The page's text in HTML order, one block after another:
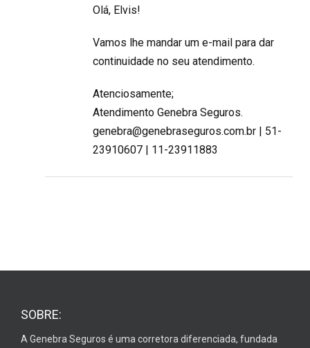
Olá, Elvis!
Vamos lhe mandar um e-mail para dar
continuidade no seu atendimento.
Atenciosamente;
Atendimento Genebra Seguros.
genebra@genebraseguros.com.br | 51-
23910607 | 11-23911883
SOBRE:
A Genebra Seguros é uma corretora diferenciada, fundada